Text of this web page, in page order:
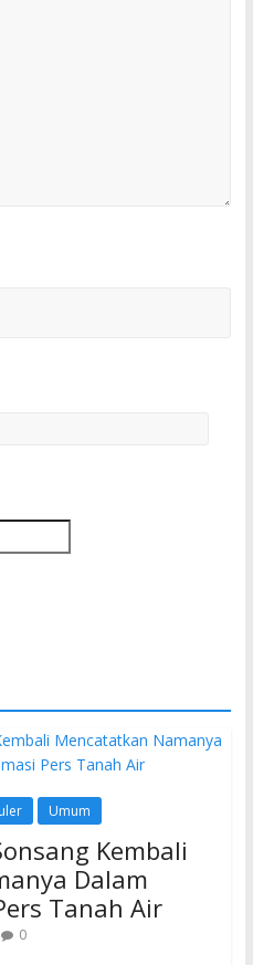
Umum
Kembali
Dalam
Tanah Air
0